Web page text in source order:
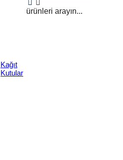
Kağıt
Kutular
ürünleri arayın...